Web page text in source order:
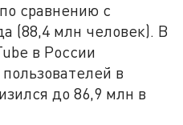
сравнению с
(88,4 млн человек). В
в России
в
до 86,9 млн в